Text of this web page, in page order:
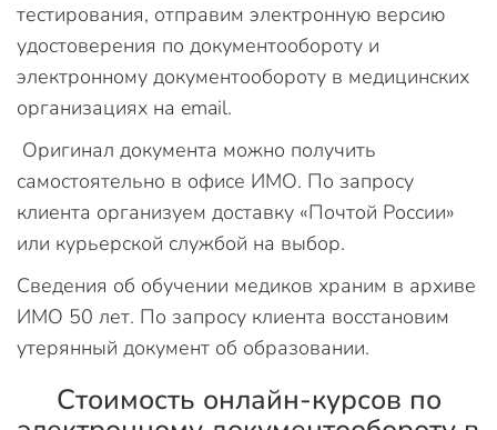
тестирования, отправим электронную версию
удостоверения по документообороту и
электронному документообороту в медицинских
организациях на email.
Оригинал документа можно получить
самостоятельно в офисе ИМО. По запросу
клиента организуем доставку «Почтой России»
или курьерской службой на выбор.
Сведения об обучении медиков храним в архиве
ИМО 50 лет. По запросу клиента восстановим
утерянный документ об образовании.
Стоимость онлайн-курсов по